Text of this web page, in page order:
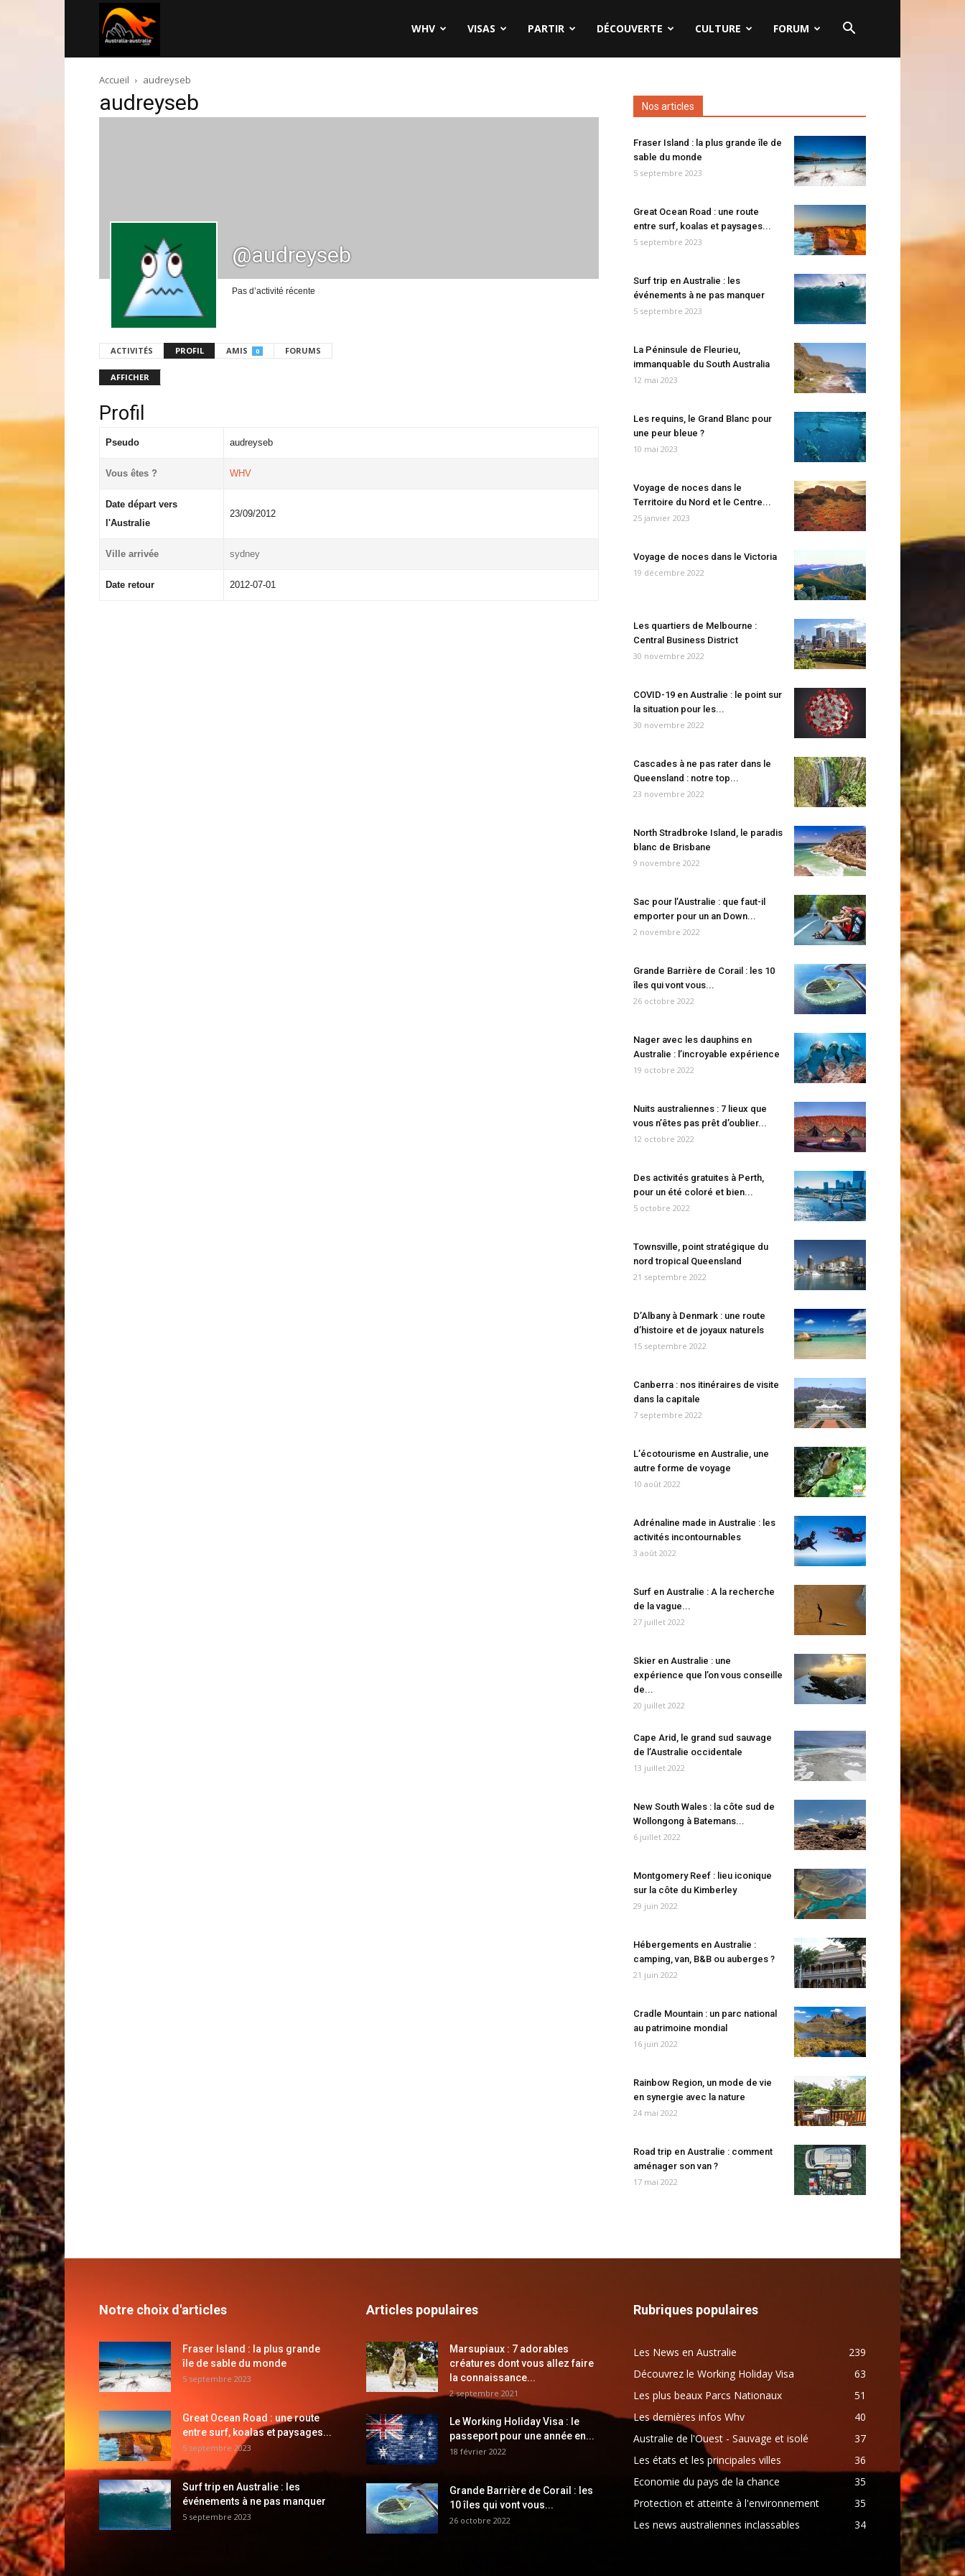
australie.com
WHV VISAS PARTIR DÉCOUVERTE CULTURE FORUM
Accueil audreyseb
audreyseb
@audreyseb
Pas d’activité récente
ACTIVITÉS PROFIL AMIS 0 FORUMS
AFFICHER
Profil
Pseudo audreyseb
Vous êtes ? WHV
Date départ vers
l'Australie
23/09/2012
Ville arrivée sydney
Date retour 2012-07-01
Nos articles
Fraser Island : la plus grande île de
sable du monde
5 septembre 2023
Great Ocean Road : une route
entre surf, koalas et paysages...
5 septembre 2023
Surf trip en Australie : les
événements à ne pas manquer
5 septembre 2023
La Péninsule de Fleurieu,
immanquable du South Australia
12 mai 2023
Les requins, le Grand Blanc pour
une peur bleue ?
10 mai 2023
Voyage de noces dans le
Territoire du Nord et le Centre...
25 janvier 2023
Voyage de noces dans le Victoria
19 décembre 2022
Les quartiers de Melbourne :
Central Business District
30 novembre 2022
COVID-19 en Australie : le point sur
la situation pour les...
30 novembre 2022
Cascades à ne pas rater dans le
Queensland : notre top...
23 novembre 2022
North Stradbroke Island, le paradis
blanc de Brisbane
9 novembre 2022
Sac pour l’Australie : que faut-il
emporter pour un an Down...
2 novembre 2022
Grande Barrière de Corail : les 10
îles qui vont vous...
26 octobre 2022
Nager avec les dauphins en
Australie : l’incroyable expérience
19 octobre 2022
Nuits australiennes : 7 lieux que
vous n’êtes pas prêt d’oublier...
12 octobre 2022
Des activités gratuites à Perth,
pour un été coloré et bien...
5 octobre 2022
Townsville, point stratégique du
nord tropical Queensland
21 septembre 2022
D’Albany à Denmark : une route
d’histoire et de joyaux naturels
15 septembre 2022
Canberra : nos itinéraires de visite
dans la capitale
7 septembre 2022
L’écotourisme en Australie, une
autre forme de voyage
10 août 2022
Adrénaline made in Australie : les
activités incontournables
3 août 2022
Surf en Australie : A la recherche
de la vague...
27 juillet 2022
Skier en Australie : une
expérience que l’on vous conseille
de...
20 juillet 2022
Cape Arid, le grand sud sauvage
de l’Australie occidentale
13 juillet 2022
New South Wales : la côte sud de
Wollongong à Batemans...
6 juillet 2022
Montgomery Reef : lieu iconique
sur la côte du Kimberley
29 juin 2022
Hébergements en Australie :
camping, van, B&B ou auberges ?
21 juin 2022
Cradle Mountain : un parc national
au patrimoine mondial
16 juin 2022
Rainbow Region, un mode de vie
en synergie avec la nature
24 mai 2022
Road trip en Australie : comment
aménager son van ?
17 mai 2022
Notre choix d'articles
Fraser Island : la plus grande
île de sable du monde
5 septembre 2023
Great Ocean Road : une route
entre surf, koalas et paysages...
5 septembre 2023
Surf trip en Australie : les
événements à ne pas manquer
5 septembre 2023
Articles populaires
Marsupiaux : 7 adorables
créatures dont vous allez faire
la connaissance...
2 septembre 2021
Le Working Holiday Visa : le
passeport pour une année en...
18 février 2022
Grande Barrière de Corail : les
10 îles qui vont vous...
26 octobre 2022
Rubriques populaires
Les News en Australie
239
Découvrez le Working Holiday Visa
63
Les plus beaux Parcs Nationaux
51
Les dernières infos Whv
40
Australie de l'Ouest - Sauvage et isolé
37
Les états et les principales villes
36
Economie du pays de la chance
35
Protection et atteinte à l'environnement
35
Les news australiennes inclassables
34